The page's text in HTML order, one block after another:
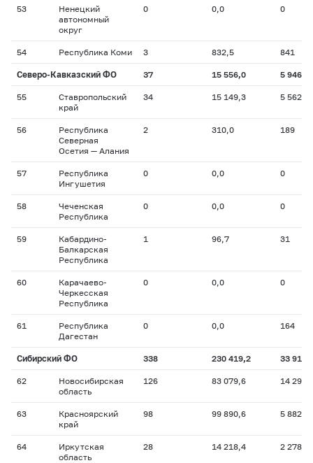
53
Ненецкий
автономный
округ
0 0,0 0
54 Республика Коми 3 832,5 841
Северо-Кавказский ФО 37 15 556,0 5 946
55
Ставропольский
край
34 15 149,3 5 562
56
Республика
Северная
Осетия — Алания
2 310,0 189
57
Республика
Ингушетия
0 0,0 0
58
Чеченская
Республика
0 0,0 0
59
Кабардино-
Балкарская
Республика
1 96,7 31
60
Карачаево-
Черкесская
Республика
0 0,0 0
61
Республика
Дагестан
0 0,0 164
Сибирский ФО 338 230 419,2 33 915
62
Новосибирская
область
126 83 079,6 14 294
63
Красноярский
край
98 99 890,6 5 882
64
Иркутская
область
28 14 218,4 2 278